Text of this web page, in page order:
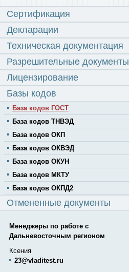
Сертификация
Декларации
Техническая документация
Разрешительные документы
Лицензирование
Базы кодов
База кодов ГОСТ
База кодов ТНВЭД
База кодов ОКП
База кодов ОКВЭД
База кодов ОКУН
База кодов МКТУ
База кодов ОКПД2
Отмененные документы
Менеджеры по работе с
Дальневосточным регионом
Ксения
23@vladitest.ru